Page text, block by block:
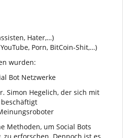
Hater,…)
Porn, BitCoin-Shit,…)
wurden:
Bot Netzwerke
Simon Hegelich, der sich mit
beschäftigt
Methoden, um Social Bots